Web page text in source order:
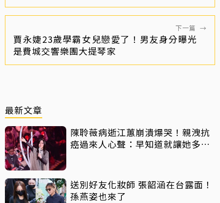
下一篇 →
賈永婕23歲學霸女兒戀愛了！男友身分曝光
是費城交響樂團大提琴家
最新文章
陳聆薇病逝江蕙崩潰爆哭！親洩抗
癌過來人心聲：早知道就讓她多化
送別好友化妝師 張韶涵在台露面！
孫燕姿也來了